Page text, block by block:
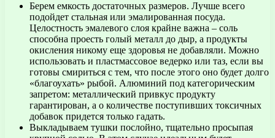
Берем емкость достаточных размеров. Лучше всего
подойдет стальная или эмалированная посуда.
Целостность эмалевого слоя крайне важна – соль
способна проесть голый металл до дыр, а продукты
окисления никому еще здоровья не добавляли. Можно
использовать и пластмассовое ведерко или таз, если вы
готовы смириться с тем, что после этого оно будет долго
«благоухать» рыбой. Алюминий под категорическим
запретом: металлический привкус продукту
гарантирован, а о количестве поступивших токсичных
добавок придется только гадать.
Выкладываем тушки послойно, тщательно просыпая